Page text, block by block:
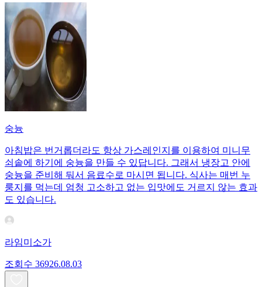
숭늉
아침밥은 번거롭더라도 항상 가스레인지를 이용하여 미니무
쇠솥에 하기에 숭늉을 만들 수 있답니다. 그래서 냉장고 안에
숭늉을 준비해 둬서 음료수로 마시면 됩니다. 식사는 매번 누
룽지를 먹는데 엄청 고소하고 없는 입맛에도 거르지 않는 효과
도 있습니다.
라임미소가
조회수 36926.08.03